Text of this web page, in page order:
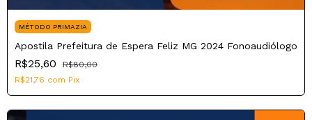
MÉTODO PRIMAZIA
Apostila Prefeitura de Espera Feliz MG 2024 Fonoaudiólogo
R$25,60
R$80,00
R$21,76 com Pix